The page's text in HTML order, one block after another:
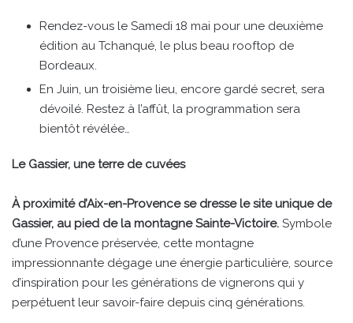
Rendez-vous le Samedi 18 mai pour une deuxième
édition au Tchanqué, le plus beau rooftop de
Bordeaux.
En Juin, un troisième lieu, encore gardé secret, sera
dévoilé. Restez à l’affût, la programmation sera
bientôt révélée…
Le Gassier, une terre de cuvées
À proximité d’Aix-en-Provence se dresse le site unique de
Gassier, au pied de la montagne Sainte-Victoire. Symbole
d’une Provence préservée, cette montagne
impressionnante dégage une énergie particulière, source
d’inspiration pour les générations de vignerons qui y
perpétuent leur savoir-faire depuis cinq générations.